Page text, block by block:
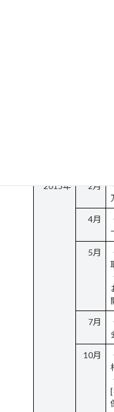
2015年 2月
4月
5月
7月
10月